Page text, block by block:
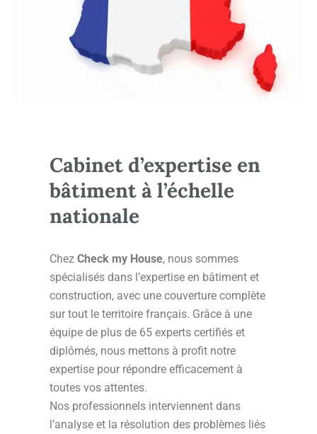
Cabinet d’expertise en
bâtiment à l’échelle
nationale
Chez Check my House, nous sommes
spécialisés dans l’expertise en bâtiment et
construction, avec une couverture complète
sur tout le territoire français. Grâce à une
équipe de plus de 65 experts certifiés et
diplômés, nous mettons à profit notre
expertise pour répondre efficacement à
toutes vos attentes.
Nos professionnels interviennent dans
l’analyse et la résolution des problèmes liés